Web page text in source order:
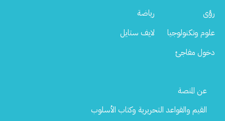
رؤى
رياضة
علوم وتكنولوجيا
لايف ستايل
دخول مفاجئ
Footer
عن المنصة
القيم والقواعد التحريرية وكتاب الأسلوب